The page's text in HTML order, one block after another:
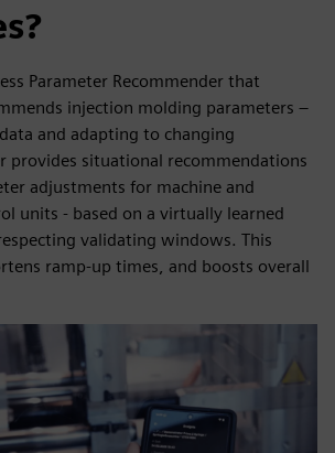
Parameter Recommender that
injection molding parameters –
and adapting to changing
provides situational recommendations
adjustments for machine and
units - based on a virtually learned
validating windows. This
ramp-up times, and boosts overall